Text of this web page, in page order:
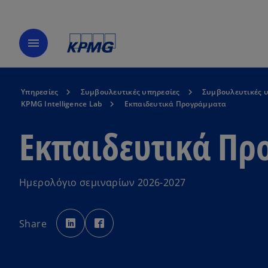
menu
Υπηρεσίες Συμβουλευτικές υπηρεσίες Συμβουλευτικές
KPMG Intelligence Lab
Εκπαιδευτικά Προγράμματα
Εκπαιδευτικά
Ημερολόγιο σεμιναρίων 2026-2027​
Share
o
p
e
n
p
e